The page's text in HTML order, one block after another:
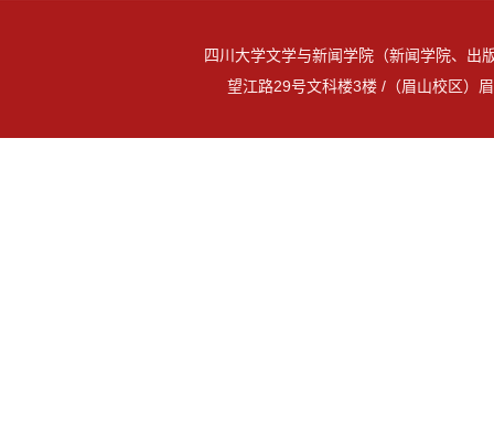
四川大学文学与新闻学院（新闻学院、
望江路29号文科楼3楼 /（眉山校区